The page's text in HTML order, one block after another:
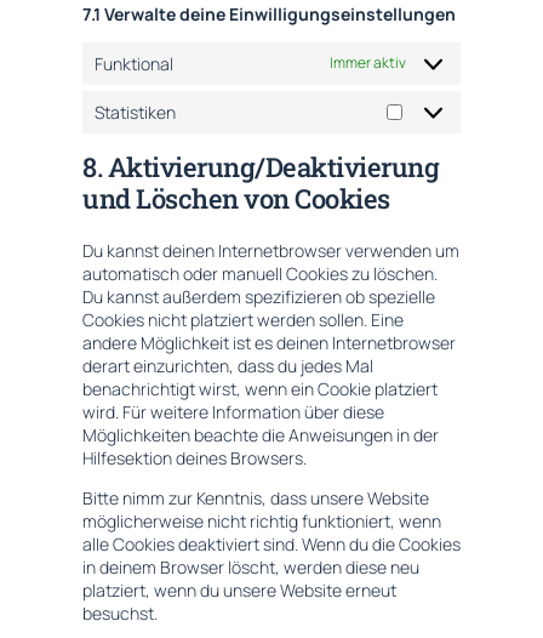
7.1 Verwalte deine Einwilligungseinstellungen
Funktional Immer aktiv
Statistiken Statistiken
8. Aktivierung/Deaktivierung
und Löschen von Cookies
Du kannst deinen Internetbrowser verwenden um
automatisch oder manuell Cookies zu löschen.
Du kannst außerdem spezifizieren ob spezielle
Cookies nicht platziert werden sollen. Eine
andere Möglichkeit ist es deinen Internetbrowser
derart einzurichten, dass du jedes Mal
benachrichtigt wirst, wenn ein Cookie platziert
wird. Für weitere Information über diese
Möglichkeiten beachte die Anweisungen in der
Hilfesektion deines Browsers.
Bitte nimm zur Kenntnis, dass unsere Website
möglicherweise nicht richtig funktioniert, wenn
alle Cookies deaktiviert sind. Wenn du die Cookies
in deinem Browser löscht, werden diese neu
platziert, wenn du unsere Website erneut
besuchst.